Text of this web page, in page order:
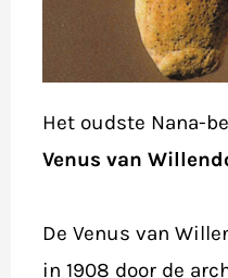
Het oudste Nana-
Venus van
De Venus van
in 1908 door de